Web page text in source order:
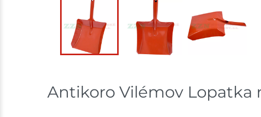
Antikoro Vilémov Lopatka